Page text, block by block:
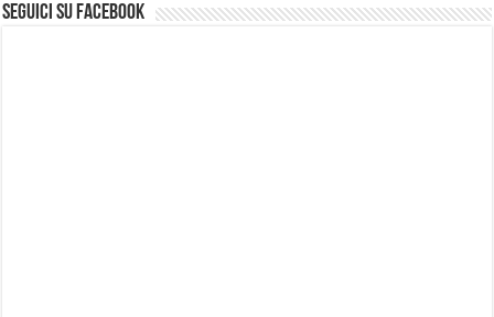
Seguici su Facebook